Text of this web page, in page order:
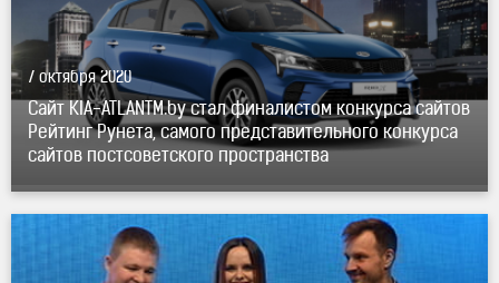
7 октября 2020
Сайт KIA-ATLANTM.by стал финалистом конкурса сайтов
Рейтинг Рунета, самого представительного конкурса
сайтов постсоветского пространства